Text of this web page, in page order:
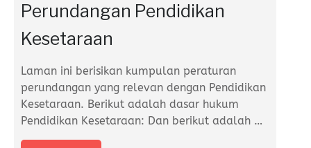
Perundangan Pendidikan
Kesetaraan
Laman ini berisikan kumpulan peraturan
perundangan yang relevan dengan Pendidikan
Kesetaraan. Berikut adalah dasar hukum
Pendidikan Kesetaraan: Dan berikut adalah …